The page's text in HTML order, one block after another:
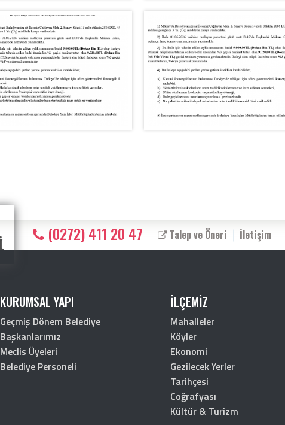
(0272) 411 20 47 Talep ve Öneri İletişim
KURUMSAL YAPI
Geçmiş Dönem Belediye
Başkanlarımız
Meclis Üyeleri
Belediye Personeli
İLÇEMİZ
Mahalleler
Köyler
Ekonomi
Gezilecek Yerler
Tarihçesi
Coğrafyası
Kültür & Turizm